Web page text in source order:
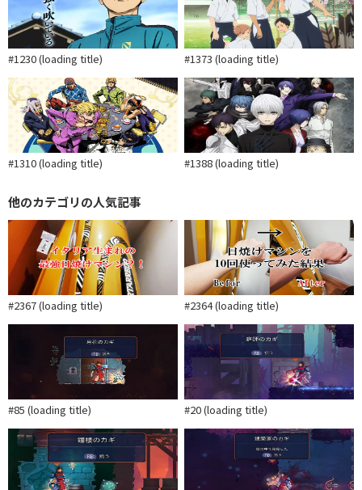
#1230 (loading title) #1373 (loading title)
#1310 (loading title) #1388 (loading title)
他のカテゴリの人気記事
#2367 (loading title) #2364 (loading title)
#85 (loading title) #20 (loading title)